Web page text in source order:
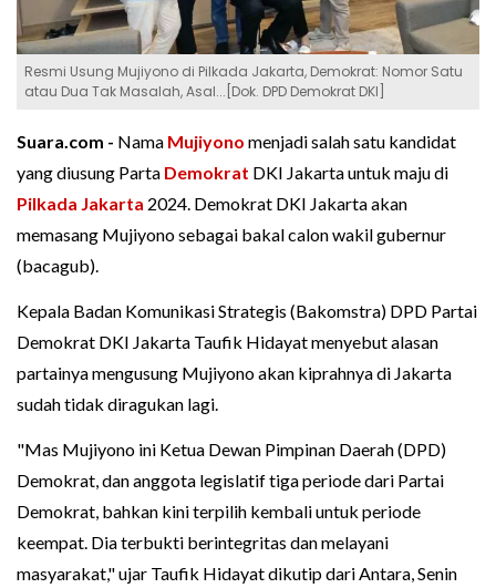
Resmi Usung Mujiyono di Pilkada Jakarta, Demokrat: Nomor Satu
atau Dua Tak Masalah, Asal...[Dok. DPD Demokrat DKI]
Suara.com - Nama Mujiyono menjadi salah satu kandidat
yang diusung Parta Demokrat DKI Jakarta untuk maju di
Pilkada Jakarta 2024. Demokrat DKI Jakarta akan
memasang Mujiyono sebagai bakal calon wakil gubernur
(bacagub).
Kepala Badan Komunikasi Strategis (Bakomstra) DPD Partai
Demokrat DKI Jakarta Taufik Hidayat menyebut alasan
partainya mengusung Mujiyono akan kiprahnya di Jakarta
sudah tidak diragukan lagi.
"Mas Mujiyono ini Ketua Dewan Pimpinan Daerah (DPD)
Demokrat, dan anggota legislatif tiga periode dari Partai
Demokrat, bahkan kini terpilih kembali untuk periode
keempat. Dia terbukti berintegritas dan melayani
masyarakat," ujar Taufik Hidayat dikutip dari Antara, Senin